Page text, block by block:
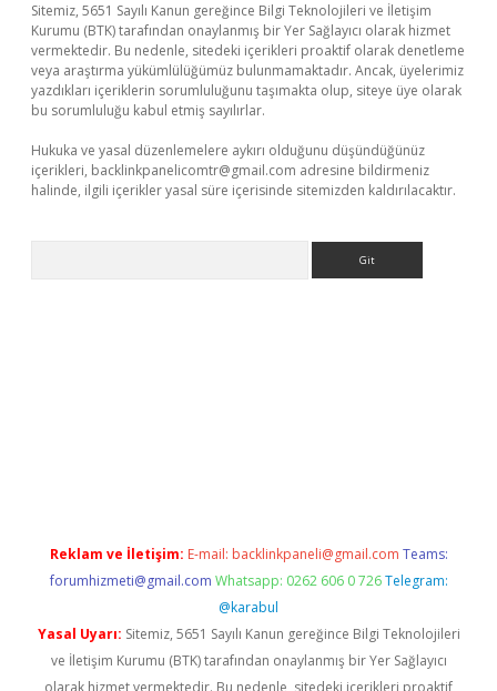
Sitemiz, 5651 Sayılı Kanun gereğince Bilgi Teknolojileri ve İletişim
Kurumu (BTK) tarafından onaylanmış bir Yer Sağlayıcı olarak hizmet
vermektedir. Bu nedenle, sitedeki içerikleri proaktif olarak denetleme
veya araştırma yükümlülüğümüz bulunmamaktadır. Ancak, üyelerimiz
yazdıkları içeriklerin sorumluluğunu taşımakta olup, siteye üye olarak
bu sorumluluğu kabul etmiş sayılırlar.
Hukuka ve yasal düzenlemelere aykırı olduğunu düşündüğünüz
içerikleri, backlinkpanelicomtr@gmail.com adresine bildirmeniz
halinde, ilgili içerikler yasal süre içerisinde sitemizden kaldırılacaktır.
Reklam ve İletişim: E-mail: backlinkpaneli@gmail.com Teams:
forumhizmeti@gmail.com Whatsapp: 0262 606 0 726 Telegram:
@karabul
Yasal Uyarı: Sitemiz, 5651 Sayılı Kanun gereğince Bilgi Teknolojileri
ve İletişim Kurumu (BTK) tarafından onaylanmış bir Yer Sağlayıcı
olarak hizmet vermektedir. Bu nedenle, sitedeki içerikleri proaktif